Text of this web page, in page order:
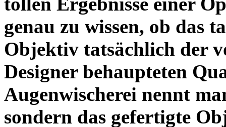
genau zu wissen, ob das
Objektiv tatsächlich der
Designer behaupteten
Augenwischerei nennt
sondern das gefertigte